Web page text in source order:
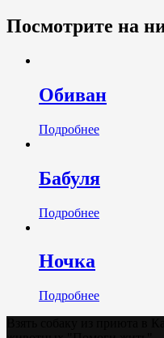
Посмотрите на
Обиван
Подробнее
Бабуля
Подробнее
Ночка
Подробнее